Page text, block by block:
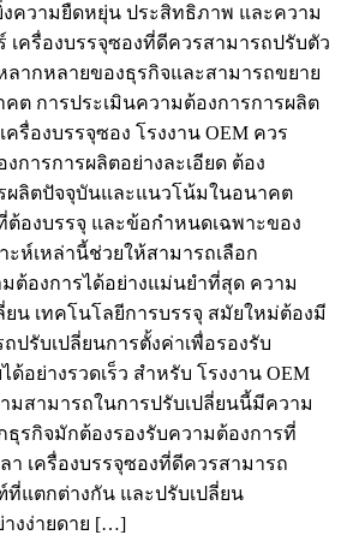
งความยืดหยุ่น ประสิทธิภาพ และความ
เครื่องบรรจุซองที่ดีควรสามารถปรับตัว
ลากหลายของธุรกิจและสามารถขยาย
ต การประเมินความต้องการการผลิต
รื่องบรรจุซอง โรงงาน OEM ควร
การการผลิตอย่างละเอียด ต้อง
ลิตปัจจุบันและแนวโน้มในอนาคต
องบรรจุ และข้อกำหนดเฉพาะของ
ะห์เหล่านี้ช่วยให้สามารถเลือก
ต้องการได้อย่างแม่นยำที่สุด ความ
น เทคโนโลยีการบรรจุ สมัยใหม่ต้องมี
ปรับเปลี่ยนการตั้งค่าเพื่อรองรับ
ย่างรวดเร็ว สำหรับ โรงงาน OEM
มสามารถในการปรับเปลี่ยนนี้มีความ
ธุรกิจมักต้องรองรับความต้องการที่
า เครื่องบรรจุซองที่ดีควรสามารถ
แตกต่างกัน และปรับเปลี่ยน
างง่ายดาย […]